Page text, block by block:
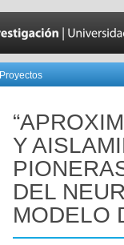
Proyectos
Y
DEL
MODELO